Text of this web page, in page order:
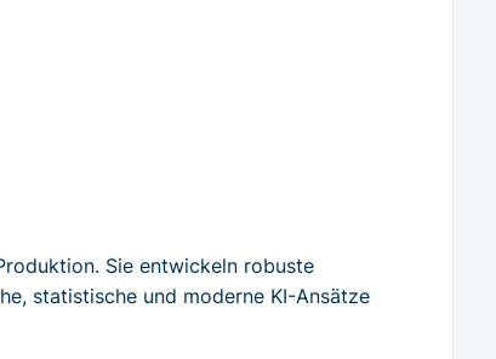
Sie entwickeln robuste
statistische und moderne KI-Ansätze